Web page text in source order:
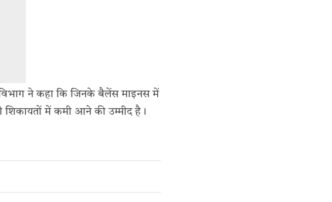
ने कहा कि जिनके बैलेंस माइनस में
शिकायतों में कमी आने की उम्मीद है।